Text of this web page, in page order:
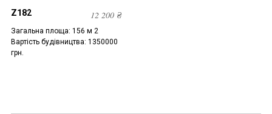
Z182 12 200₴
Загальна площа: 156 м 2
Вартість будівництва: 1350000
грн.